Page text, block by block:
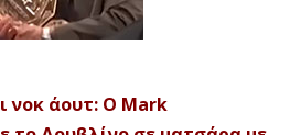
νοκ άουτ: Ο Mark